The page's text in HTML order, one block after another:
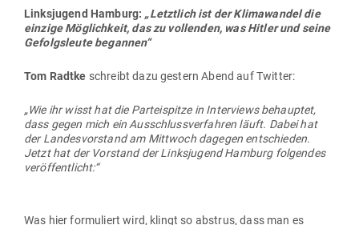
Links­jugend Hamburg: „Letztlich ist der Kli­ma­wandel die
einzige Mög­lichkeit, das zu voll­enden, was Hitler und seine
Gefolgs­leute begannen“
Tom Radtke schreibt dazu gestern Abend auf Twitter:
„Wie ihr wisst hat die Par­tei­spitze in Inter­views behauptet,
dass gegen mich ein Aus­schluss­ver­fahren läuft. Dabei hat
der Lan­des­vor­stand am Mittwoch dagegen ent­schieden.
Jetzt hat der Vor­stand der Links­jugend Hamburg fol­gendes
veröffentlicht:“
Was hier for­mu­liert wird, klingt so abstrus, dass man es